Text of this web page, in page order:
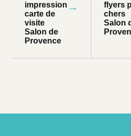
impression
carte de
visite
Salon de
Provence
→
flyers
chers
Salon